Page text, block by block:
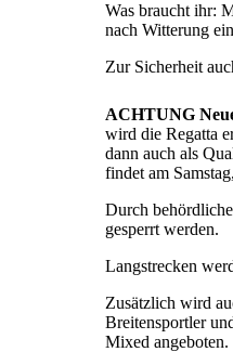
Was braucht ihr:
nach Witterung
Zur Sicherheit
ACHTUNG
wird die Regatta
dann auch als
findet am
Durch
gesperrt werden.
Langstrecken
Zusätzlich wird
Breitensportler
Mixed angeboten.